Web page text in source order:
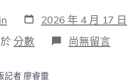
發
表
日
期
2026 年 4 月 17 日
分數 在
〈20
尚無留言
記者 廖睿靈